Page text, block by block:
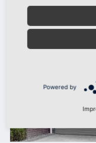
Powered by